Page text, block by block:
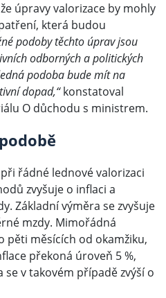
úpravy valorizace by mohly
která budou
podoby těchto úprav jsou
odborných a politických
podoba bude mít na
dopad,“konstatoval
O důchodu s ministrem.
řádné lednové valorizaci
zvyšuje o inflaci a
Základní výměra se zvyšuje
mzdy. Mimořádná
pěti měsících od okamžiku,
překoná úroveň 5 %,
v takovém případě zvýší o